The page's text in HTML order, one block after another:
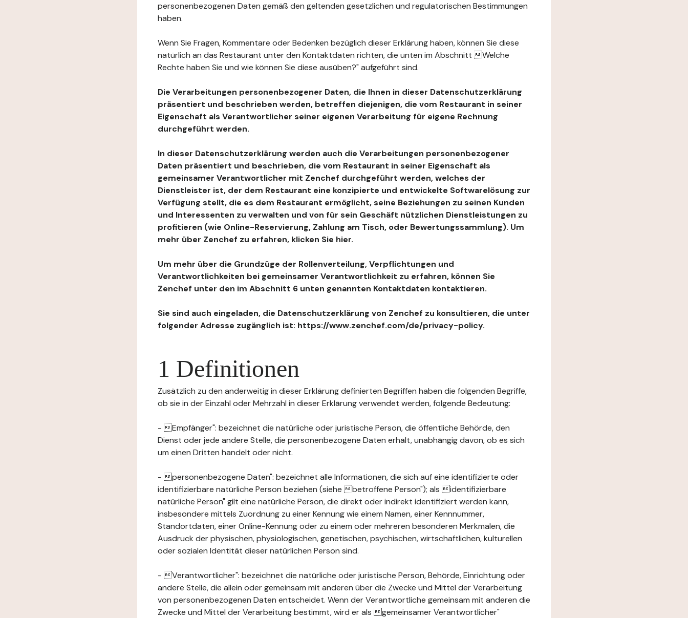
personenbezogenen Daten gemäß den geltenden gesetzlichen und regulatorischen Bestimmungen
haben.
Wenn Sie Fragen, Kommentare oder Bedenken bezüglich dieser Erklärung haben, können Sie diese
natürlich an das Restaurant unter den Kontaktdaten richten, die unten im Abschnitt Welche
Rechte haben Sie und wie können Sie diese ausüben?" aufgeführt sind.
Die Verarbeitungen personenbezogener Daten, die Ihnen in dieser Datenschutzerklärung
präsentiert und beschrieben werden, betreffen diejenigen, die vom Restaurant in seiner
Eigenschaft als Verantwortlicher seiner eigenen Verarbeitung für eigene Rechnung
durchgeführt werden.
In dieser Datenschutzerklärung werden auch die Verarbeitungen personenbezogener
Daten präsentiert und beschrieben, die vom Restaurant in seiner Eigenschaft als
gemeinsamer Verantwortlicher mit Zenchef durchgeführt werden, welches der
Dienstleister ist, der dem Restaurant eine konzipierte und entwickelte Softwarelösung zur
Verfügung stellt, die es dem Restaurant ermöglicht, seine Beziehungen zu seinen Kunden
und Interessenten zu verwalten und von für sein Geschäft nützlichen Dienstleistungen zu
profitieren (wie Online-Reservierung, Zahlung am Tisch, oder Bewertungssammlung). Um
mehr über Zenchef zu erfahren, klicken Sie hier.
Um mehr über die Grundzüge der Rollenverteilung, Verpflichtungen und
Verantwortlichkeiten bei gemeinsamer Verantwortlichkeit zu erfahren, können Sie
Zenchef unter den im Abschnitt 6 unten genannten Kontaktdaten kontaktieren.
Sie sind auch eingeladen, die Datenschutzerklärung von Zenchef zu konsultieren, die unter
folgender Adresse zugänglich ist: https://www.zenchef.com/de/privacy-policy.
1 Definitionen
Zusätzlich zu den anderweitig in dieser Erklärung definierten Begriffen haben die folgenden Begriffe,
ob sie in der Einzahl oder Mehrzahl in dieser Erklärung verwendet werden, folgende Bedeutung:
- Empfänger": bezeichnet die natürliche oder juristische Person, die öffentliche Behörde, den
Dienst oder jede andere Stelle, die personenbezogene Daten erhält, unabhängig davon, ob es sich
um einen Dritten handelt oder nicht.
- personenbezogene Daten": bezeichnet alle Informationen, die sich auf eine identifizierte oder
identifizierbare natürliche Person beziehen (siehe betroffene Person"); als identifizierbare
natürliche Person" gilt eine natürliche Person, die direkt oder indirekt identifiziert werden kann,
insbesondere mittels Zuordnung zu einer Kennung wie einem Namen, einer Kennnummer,
Standortdaten, einer Online-Kennung oder zu einem oder mehreren besonderen Merkmalen, die
Ausdruck der physischen, physiologischen, genetischen, psychischen, wirtschaftlichen, kulturellen
oder sozialen Identität dieser natürlichen Person sind.
- Verantwortlicher": bezeichnet die natürliche oder juristische Person, Behörde, Einrichtung oder
andere Stelle, die allein oder gemeinsam mit anderen über die Zwecke und Mittel der Verarbeitung
von personenbezogenen Daten entscheidet. Wenn der Verantwortliche gemeinsam mit anderen die
Zwecke und Mittel der Verarbeitung bestimmt, wird er als gemeinsamer Verantwortlicher"